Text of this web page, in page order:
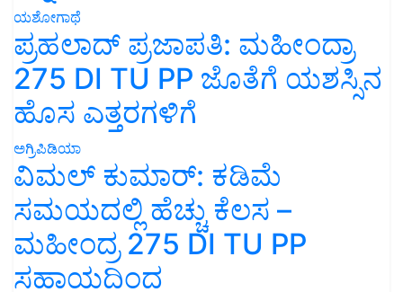
ಯಶೋಗಾಥೆ
ಪ್ರಹಲಾದ್ ಪ್ರಜಾಪತಿ: ಮಹೀಂದ್ರಾ
275 DI TU PP ಜೊತೆಗೆ ಯಶಸ್ಸಿನ
ಹೊಸ ಎತ್ತರಗಳಿಗೆ
ಅಗ್ರಿಪಿಡಿಯಾ
ವಿಮಲ್ ಕುಮಾರ್: ಕಡಿಮೆ
ಸಮಯದಲ್ಲಿ ಹೆಚ್ಚು ಕೆಲಸ –
ಮಹೀಂದ್ರ 275 DI TU PP
ಸಹಾಯದಿಂದ